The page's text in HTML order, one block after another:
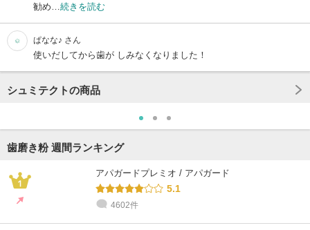
勧め… 続きを読む
ぱなな♪ さん
使いだしてから歯が しみなくなりました！
シュミテクトの商品
歯磨き粉 週間ランキング
アパガードプレミオ / アパガード
5.1
4602件